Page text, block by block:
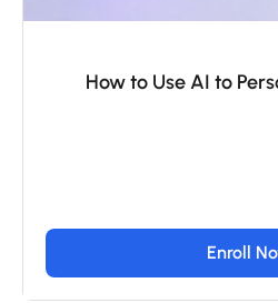
How to Use AI to